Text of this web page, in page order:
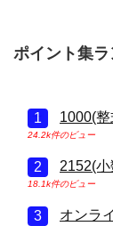
ポイント集
1000(
24.2k件のビュー
2152(
18.1k件のビュー
オンラ